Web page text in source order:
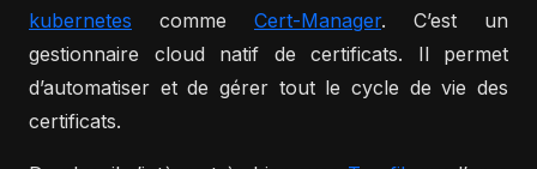
kubernetes comme Cert-Manager. C’est un
gestionnaire cloud natif de certificats. Il permet
d’automatiser et de gérer tout le cycle de vie des
certificats.